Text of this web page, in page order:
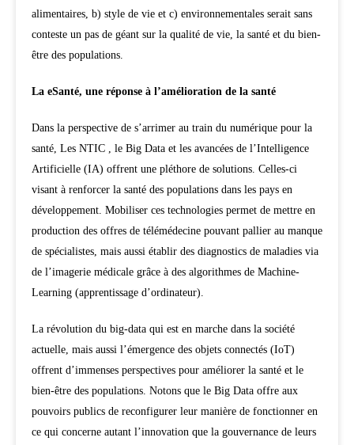
alimentaires, b) style de vie et c) environnementales serait sans
conteste un pas de géant sur la qualité de vie, la santé et du bien-
être des populations.
La eSanté, une réponse à l’amélioration de la santé
Dans la perspective de s’arrimer au train du numérique pour la
santé, Les NTIC , le Big Data et les avancées de l’Intelligence
Artificielle (IA) offrent une pléthore de solutions. Celles-ci
visant à renforcer la santé des populations dans les pays en
développement. Mobiliser ces technologies permet de mettre en
production des offres de télémédecine pouvant pallier au manque
de spécialistes, mais aussi établir des diagnostics de maladies via
de l’imagerie médicale grâce à des algorithmes de Machine-
Learning (apprentissage d’ordinateur).
La révolution du big-data qui est en marche dans la société
actuelle, mais aussi l’émergence des objets connectés (IoT)
offrent d’immenses perspectives pour améliorer la santé et le
bien-être des populations. Notons que le Big Data offre aux
pouvoirs publics de reconfigurer leur manière de fonctionner en
ce qui concerne autant l’innovation que la gouvernance de leurs